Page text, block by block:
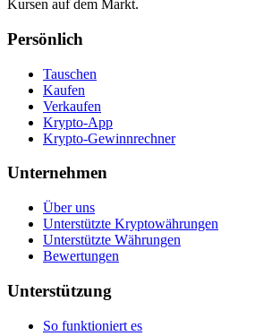
Kursen auf dem Markt.
Persönlich
Tauschen
Kaufen
Verkaufen
Krypto-App
Krypto-Gewinnrechner
Unternehmen
Über uns
Unterstützte Kryptowährungen
Unterstützte Währungen
Bewertungen
Unterstützung
So funktioniert es